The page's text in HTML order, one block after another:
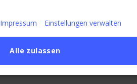
Impressum Einstellungen verwalten
Alle zulassen